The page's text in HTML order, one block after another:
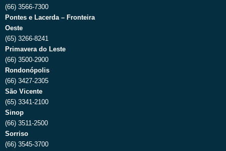
(66) 3566-7300
Pontes e Lacerda – Fronteira
Oeste
(65) 3266-8241
Primavera do Leste
(66) 3500-2900
Rondonópolis
(66) 3427-2305
São Vicente
(65) 3341-2100
Sinop
(66) 3511-2500
Sorriso
(66) 3545-3700